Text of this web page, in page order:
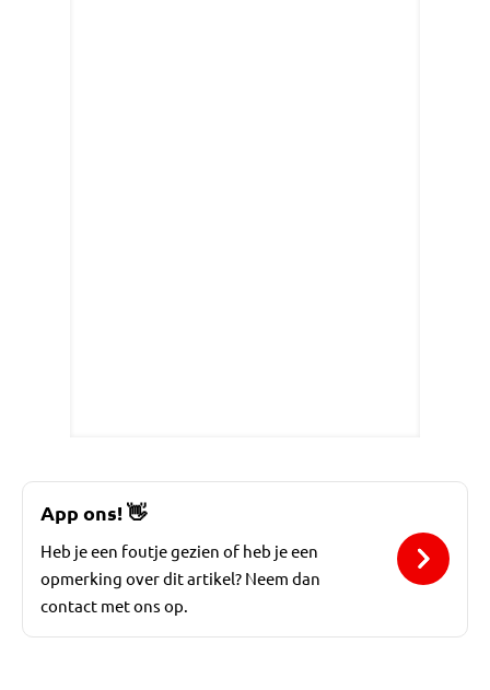
App ons! 👋
Heb je een foutje gezien of heb je een
opmerking over dit artikel? Neem dan
contact met ons op.